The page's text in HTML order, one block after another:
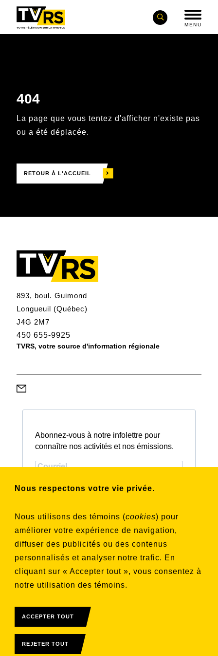
Nous respectons votre vie privée.
Nous utilisons des témoins (cookies) pour
améliorer votre expérience de navigation,
diffuser des publicités ou des contenus
personnalisés et analyser notre trafic. En
cliquant sur « Accepter tout », vous consentez à
notre utilisation des témoins.
ACCEPTER TOUT
REJETER TOUT
MENU
404
La page que vous tentez d'afficher n'existe pas
ou a été déplacée.
RETOUR À L'ACCUEIL
893, boul. Guimond
Longueuil (Québec)
J4G 2M7
450 655-9925
TVRS, votre source d'information régionale
Abonnez-vous à notre infolettre pour
connaître nos activités et nos émissions.
Choisissez les listes auxquelles vous
souhaitez vous inscrire
Aucune liste sélectionnée
S'INSCRIRE